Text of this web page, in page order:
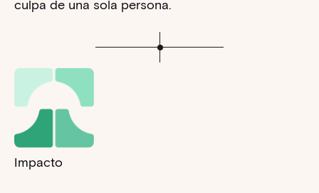
culpa de una sola persona.
Impacto